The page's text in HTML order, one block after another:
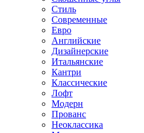
Стиль
Современные
Евро
Английские
Дизайнерские
Итальянские
Кантри
Классические
Лофт
Модерн
Прованс
Неоклассика